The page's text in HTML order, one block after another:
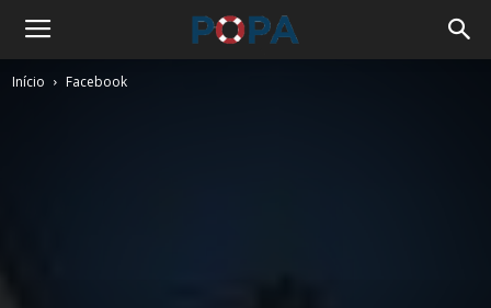
Início Facebook